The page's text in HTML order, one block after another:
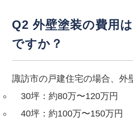
Q2 外壁塗装の費用
ですか？
諏訪市の戸建住宅の場合、外
30坪：約80万〜120万円
40坪：約100万〜150万円